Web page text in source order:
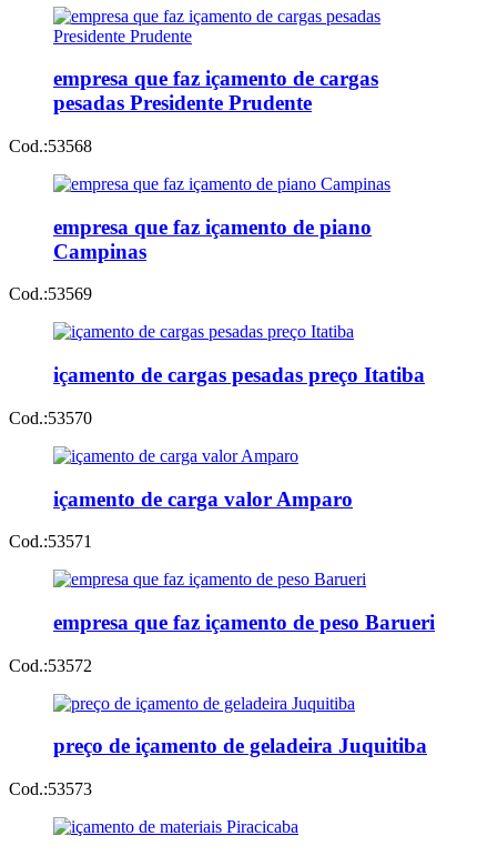
empresa que faz içamento de cargas
pesadas Presidente Prudente
Cod.:53568
empresa que faz içamento de piano
Campinas
Cod.:53569
içamento de cargas pesadas preço Itatiba
Cod.:53570
içamento de carga valor Amparo
Cod.:53571
empresa que faz içamento de peso Barueri
Cod.:53572
preço de içamento de geladeira Juquitiba
Cod.:53573